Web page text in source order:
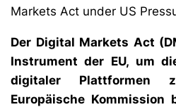
Markets Act under US
Der Digital Markets Act
Instrument der EU, um
digitaler Plattformen
Europäische Kommission